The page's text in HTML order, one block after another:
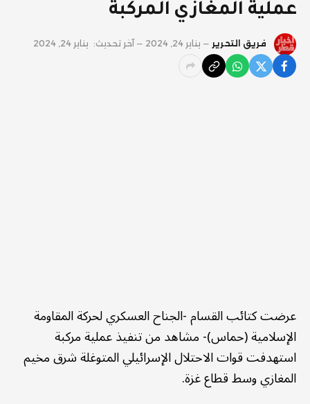
عملية المغازي المركبة
فريق التحرير يناير 24, 2024 آخر تحديث: يناير 24, 2024
عرضت كتائب القسام -الجناح العسكري لحركة المقاومة
الإسلامية (حماس)- مشاهد من تنفيذ عملية مركبة
استهدفت قوات الاحتلال الإسرائيلي المتوغلة شرق مخيم
المغازي وسط قطاع غزة.